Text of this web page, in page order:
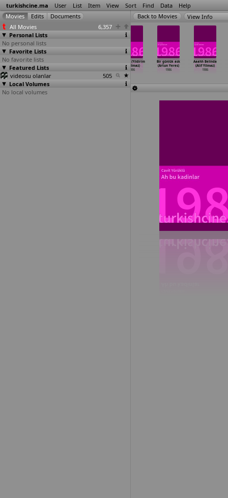
turkishcine.ma User List Item View Sort Find Data Help
All Movies
6,357
Personal Lists
No personal lists
Favorite Lists
No favorite lists
Featured Lists
videosu olanlar
505
Local Volumes
No local volumes
View Info
Son Urfali
(Ömer Ugur)
1986
Dügüm (Yildirim
Yanilmaz)
1986
Bir günlük ask
(Artun Yeres)
1986
Aaahh Belinda
(Atif Yilmaz)
1986